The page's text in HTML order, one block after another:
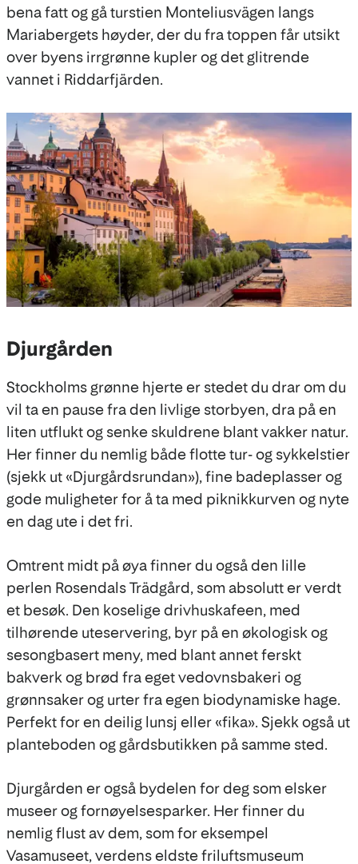
bena fatt og gå turstien Monteliusvägen langs
Mariabergets høyder, der du fra toppen får utsikt
over byens irrgrønne kupler og det glitrende
vannet i Riddarfjärden.
Djurgården
Stockholms grønne hjerte er stedet du drar om du
vil ta en pause fra den livlige storbyen, dra på en
liten utflukt og senke skuldrene blant vakker natur.
Her finner du nemlig både flotte tur- og sykkelstier
(sjekk ut «Djurgårdsrundan»), fine badeplasser og
gode muligheter for å ta med piknikkurven og nyte
en dag ute i det fri.
Omtrent midt på øya finner du også den lille
perlen Rosendals Trädgård, som absolutt er verdt
et besøk. Den koselige drivhuskafeen, med
tilhørende uteservering, byr på en økologisk og
sesongbasert meny, med blant annet ferskt
bakverk og brød fra eget vedovnsbakeri og
grønnsaker og urter fra egen biodynamiske hage.
Perfekt for en deilig lunsj eller «fika». Sjekk også ut
planteboden og gårdsbutikken på samme sted.
Djurgården er også bydelen for deg som elsker
museer og fornøyelsesparker. Her finner du
nemlig flust av dem, som for eksempel
Vasamuseet, verdens eldste friluftsmuseum